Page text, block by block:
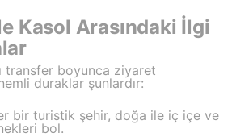
Kasol Arasındaki İlgi
transfer boyunca ziyaret
duraklar şunlardır:
bir turistik şehir, doğa ile iç içe ve
bol.